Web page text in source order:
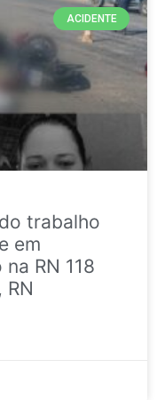
ACIDENTE
trabalho
em
RN 118